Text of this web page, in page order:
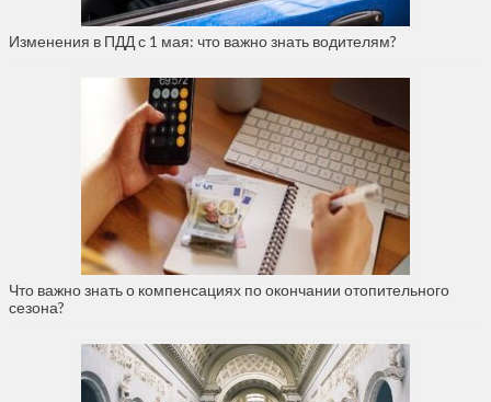
Изменения в ПДД с 1 мая: что важно знать водителям?
Что важно знать о компенсациях по окончании отопительного
сезона?